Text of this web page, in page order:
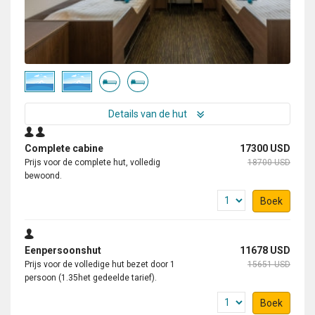
Details van de hut
Complete cabine 17300 USD
Prijs voor de complete hut, volledig
bewoond.
18700 USD
Boek
Eenpersoonshut 11678 USD
Prijs voor de volledige hut bezet door 1
persoon (1.35het gedeelde tarief).
15651 USD
Boek